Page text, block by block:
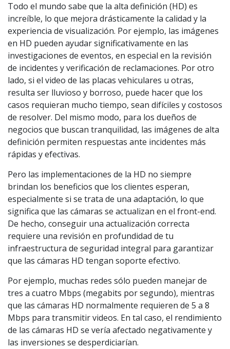
Todo el mundo sabe que la alta definición (HD) es
increíble, lo que mejora drásticamente la calidad y la
experiencia de visualización. Por ejemplo, las imágenes
en HD pueden ayudar significativamente en las
investigaciones de eventos, en especial en la revisión
de incidentes y verificación de reclamaciones. Por otro
lado, si el video de las placas vehiculares u otras,
resulta ser lluvioso y borroso, puede hacer que los
casos requieran mucho tiempo, sean difíciles y costosos
de resolver. Del mismo modo, para los dueños de
negocios que buscan tranquilidad, las imágenes de alta
definición permiten respuestas ante incidentes más
rápidas y efectivas.
Pero las implementaciones de la HD no siempre
brindan los beneficios que los clientes esperan,
especialmente si se trata de una adaptación, lo que
significa que las cámaras se actualizan en el front-end.
De hecho, conseguir una actualización correcta
requiere una revisión en profundidad de tu
infraestructura de seguridad integral para garantizar
que las cámaras HD tengan soporte efectivo.
Por ejemplo, muchas redes sólo pueden manejar de
tres a cuatro Mbps (megabits por segundo), mientras
que las cámaras HD normalmente requieren de 5 a 8
Mbps para transmitir videos. En tal caso, el rendimiento
de las cámaras HD se vería afectado negativamente y
las inversiones se desperdiciarían.